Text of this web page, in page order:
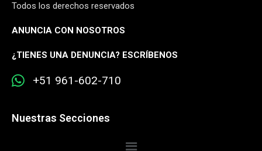
Todos los derechos reservados
ANUNCIA CON NOSOTROS
¿TIENES UNA DENUNCIA? ESCRÍBENOS
+51 961-602-710
Nuestras Secciones